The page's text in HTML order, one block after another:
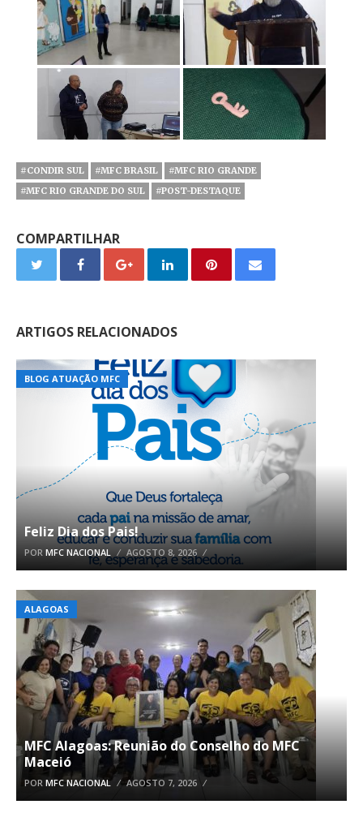
#CONDIR SUL #MFC BRASIL
#MFC RIO GRANDE
#MFC RIO GRANDE DO SUL
#POST-DESTAQUE
COMPARTILHAR
ARTIGOS RELACIONADOS
BLOG ATUAÇÃO MFC
Feliz Dia dos Pais!
POR MFC NACIONAL AGOSTO 8, 2026
ALAGOAS
MFC Alagoas: Reunião do Conselho do MFC
Maceió
POR MFC NACIONAL AGOSTO 7, 2026